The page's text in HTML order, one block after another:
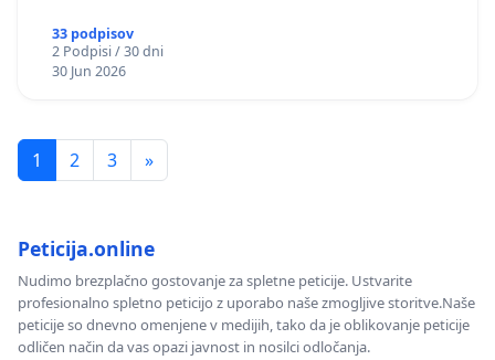
33 podpisov
2 Podpisi / 30 dni
30 Jun 2026
1 2 3 »
Peticija.online
Nudimo brezplačno gostovanje za spletne peticije. Ustvarite
profesionalno spletno peticijo z uporabo naše zmogljive storitve.Naše
peticije so dnevno omenjene v medijih, tako da je oblikovanje peticije
odličen način da vas opazi javnost in nosilci odločanja.